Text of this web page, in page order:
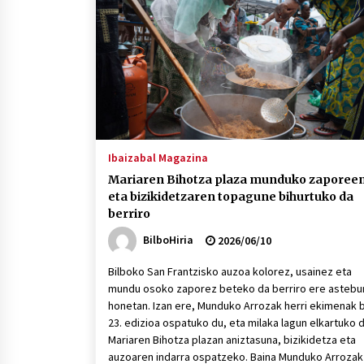
protagonista
2026/07/16
POTTO: San Pedro jaietako bertso-
saioa
2026/07/09
Auritz Iñurrietaren margoak
ikusgai Uribitarte40 aretoan
Ibaizabal Magazina
Mariaren Bihotza plaza munduko
eta bizikidetzaren topagune bihurtuko da
berriro
BilboHiria
2026/06/10
Bilboko San Frantzisko auzoa kolorez, usainez eta
mundu osoko zaporez beteko da berriro ere
honetan. Izan ere, Munduko Arrozak herri ekimenak
23. edizioa ospatuko du, eta milaka lagun elkartuko
Mariaren Bihotza plazan aniztasuna, bizikidetza eta
auzoaren indarra ospatzeko. Baina Munduko